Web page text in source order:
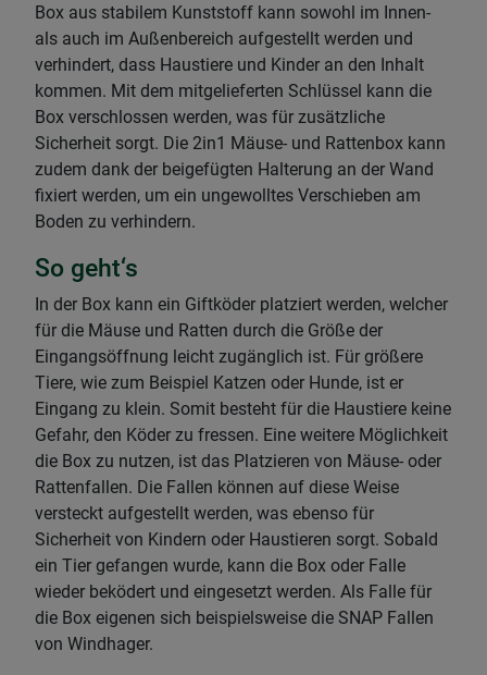
Box aus stabilem Kunststoff kann sowohl im Innen-
als auch im Außenbereich aufgestellt werden und
verhindert, dass Haustiere und Kinder an den Inhalt
kommen. Mit dem mitgelieferten Schlüssel kann die
Box verschlossen werden, was für zusätzliche
Sicherheit sorgt. Die 2in1 Mäuse- und Rattenbox kann
zudem dank der beigefügten Halterung an der Wand
fixiert werden, um ein ungewolltes Verschieben am
Boden zu verhindern.
So geht‘s
In der Box kann ein Giftköder platziert werden, welcher
für die Mäuse und Ratten durch die Größe der
Eingangsöffnung leicht zugänglich ist. Für größere
Tiere, wie zum Beispiel Katzen oder Hunde, ist er
Eingang zu klein. Somit besteht für die Haustiere keine
Gefahr, den Köder zu fressen. Eine weitere Möglichkeit
die Box zu nutzen, ist das Platzieren von Mäuse- oder
Rattenfallen. Die Fallen können auf diese Weise
versteckt aufgestellt werden, was ebenso für
Sicherheit von Kindern oder Haustieren sorgt. Sobald
ein Tier gefangen wurde, kann die Box oder Falle
wieder beködert und eingesetzt werden. Als Falle für
die Box eigenen sich beispielsweise die SNAP Fallen
von Windhager.